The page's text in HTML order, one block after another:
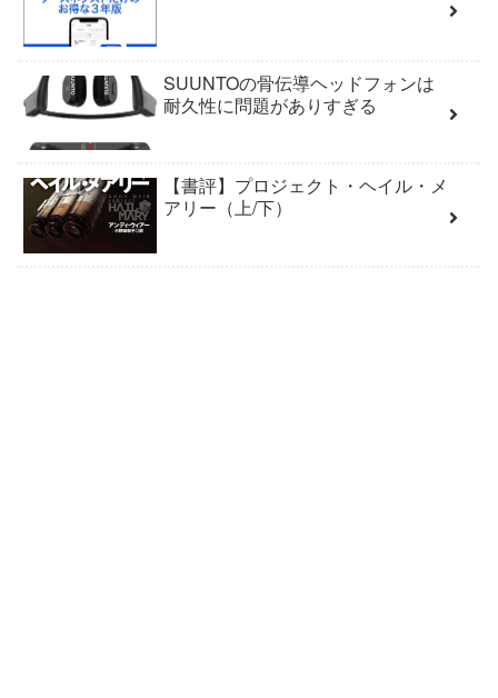
SUUNTOの骨伝導ヘッドフォンは
耐久性に問題がありすぎる
【書評】プロジェクト・ヘイル・メ
アリー（上/下）